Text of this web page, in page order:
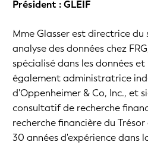
Président : GLEIF
Mme Glasser est directrice
analyse des données chez
spécialisé dans les données et
également administratrice
d'Oppenheimer & Co, Inc., et
consultatif de recherche
recherche financière du
30 années d'expérience dans